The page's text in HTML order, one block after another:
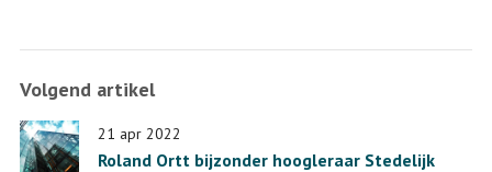
Volgend artikel
21 apr 2022
Roland Ortt bijzonder hoogleraar Stedelijk